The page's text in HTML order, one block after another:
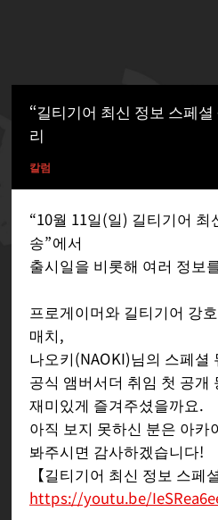
“길티기어 최신 정보 스페
리
칼럼
“10월 11일(일) 길티기어
송”에서
출시일을 비롯해 여러 정보
프로게이머와 길티기어 강
매치,
나오키(NAOKI)님의 스페셜
공식 앰버서더 취임 첫 공개
재미있게 즐겨주셨을까요.
아직 보지 못하신 분은 아
봐주시면 감사하겠습니다!
【길티기어 최신 정보 스페
https://youtu.be/